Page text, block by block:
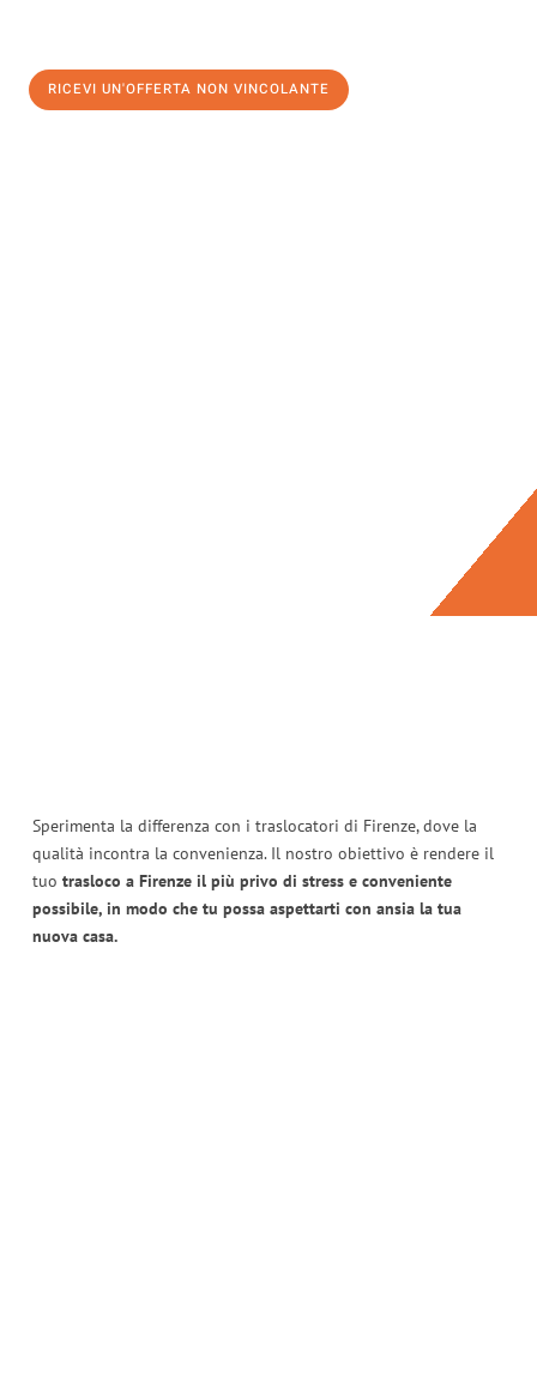
RICEVI UN'OFFERTA NON VINCOLANTE
Sperimenta la differenza con i traslocatori di Firenze, dove la
qualità incontra la convenienza. Il nostro obiettivo è rendere il
tuo trasloco a Firenze il più privo di stress e conveniente
possibile, in modo che tu possa aspettarti con ansia la tua
nuova casa.